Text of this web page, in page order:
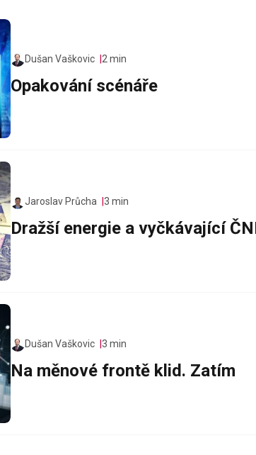
Dušan Vaškovic 2 min
Opakování scénáře
Jaroslav Průcha 3 min
Dražší energie a vyčkávající
Dušan Vaškovic 3 min
Na měnové frontě klid. Zatím